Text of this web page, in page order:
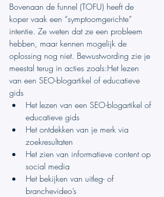
Bovenaan de funnel (TOFU) heeft de
koper vaak een “symptoomgerichte”
intentie. Ze weten dat ze een probleem
hebben, maar kennen mogelijk de
oplossing nog niet. Bewustwording zie je
meestal terug in acties zoals:Het lezen
van een SEO-blogartikel of educatieve
gids
Het lezen van een SEO-blogartikel of
educatieve gids
Het ontdekken van je merk via
zoekresultaten
Het zien van informatieve content op
social media
Het bekijken van uitleg- of
branchevideo’s